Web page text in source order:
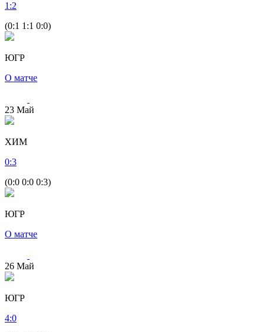
1 :2
(0:1 1:1 0:0)
ЮГР
О матче
23 Май
ХИМ
0:3
(0:0 0:0 0:3)
ЮГР
О матче
26 Май
ЮГР
4:0